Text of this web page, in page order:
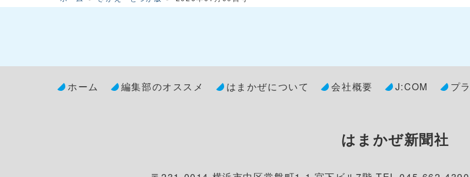
ホーム 編集部のオススメ はまかぜについて 会社概要 J:COM プ
はまかぜ新聞社